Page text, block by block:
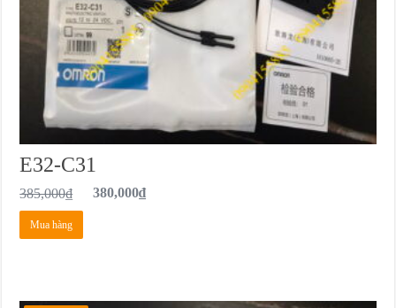
E32-C31
385,000₫ 380,000₫
Mua hàng